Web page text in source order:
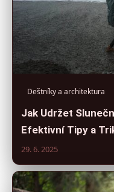
Deštníky a architektura
Jak Udržet
Efektivní Tipy a
29. 6. 2025